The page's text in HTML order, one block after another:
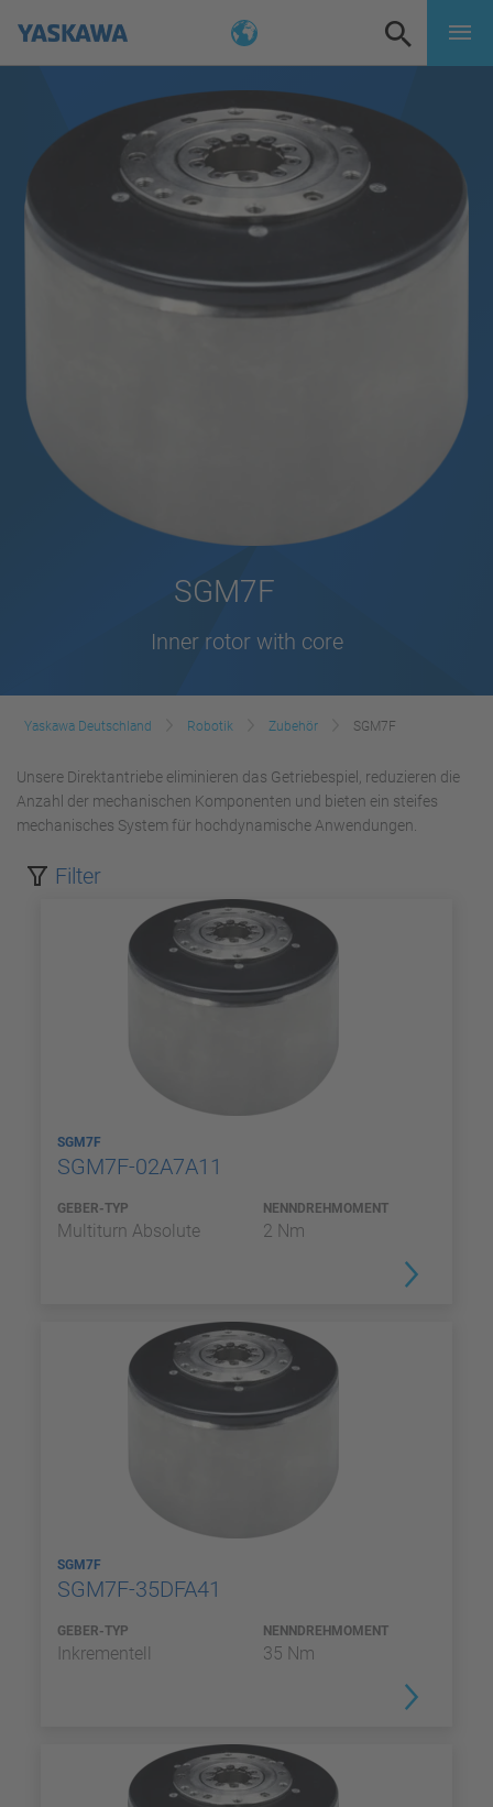
SGM7F
Inner rotor with core
Yaskawa Deutschland Robotik Zubehör SGM7F
Unsere Direktantriebe eliminieren das Getriebespiel, reduzieren die
Anzahl der mechanischen Komponenten und bieten ein steifes
mechanisches System für hochdynamische Anwendungen.
Filter
SGM7F
SGM7F-02A7A11
GEBER-TYP
Multiturn Absolute
NENNDREHMOMENT
2 Nm
SGM7F
SGM7F-35DFA41
GEBER-TYP
Inkrementell
NENNDREHMOMENT
35 Nm